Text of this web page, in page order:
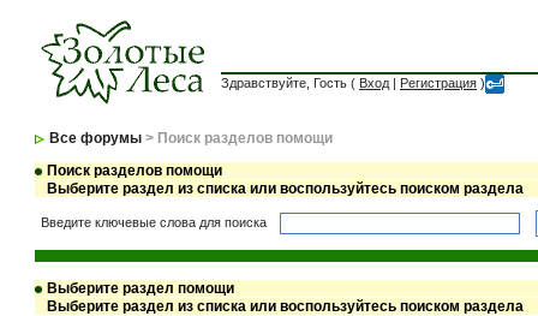
Здравствуйте, Гость ( Вход | Регистрация )
Все форумы > Поиск разделов помощи
Поиск разделов помощи
Выберите раздел из списка или воспользуйтесь поиском раздела
Введите ключевые слова для поиска
Выберите раздел помощи
Выберите раздел из списка или воспользуйтесь поиском раздела